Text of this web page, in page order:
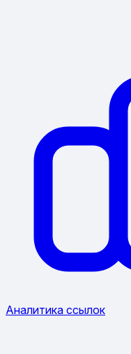
Аналитика ссылок